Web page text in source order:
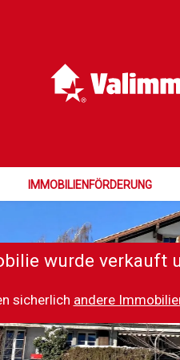
IMMOBILIENFÖRDERUNG
wurde verkauft
sicherlich andere